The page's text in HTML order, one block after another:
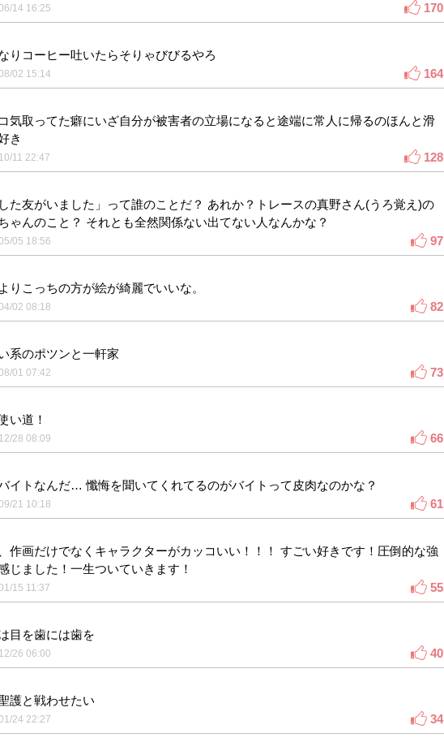
14 16:25 170
りコーヒー吐いたらそりゃびびるやろ
02 15:14 164
気取ってた癖にいざ自分が被害者の立場になると途端に常人に帰るのほんと滑
き
11 22:47 128
した友がいました」って誰のことだ？ あれか？トレースの真野さん(うろ覚え)の
ゃんのこと？ それとも全然関係ない出てない人なんかな？
05 18:56 97
りこっちの方が絵が綺麗でいいな。
02 08:18 82
系のポツンと一軒家
01 07:42 73
い道！
28 08:09 66
イトなんだ… 懺悔を聞いてくれてるのがバイトって皮肉なのかな？
21 10:18 61
作画だけでなくキャラクターがカッコいい！！！ すごい好きです！圧倒的な強
じました！一生ついていきます！
15 11:37 55
目を歯には歯を
26 06:00 40
護と戦わせたい
24 22:27 34